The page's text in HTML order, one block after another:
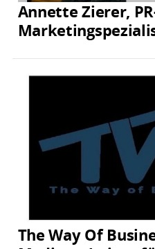
Annette Zierer,
The Way Of